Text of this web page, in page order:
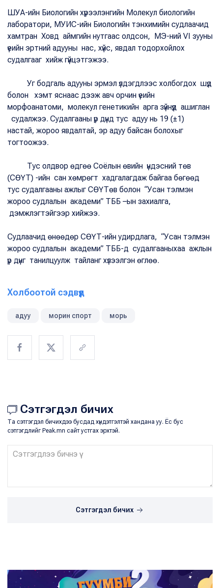
ШУА-ийн Биологийн хүрээлэнгийн Молекул биологийн
лаборатори, МУИС-ийн Биологийн тэнхимийн судлаачид
хамтран Ховд аймгийн нутгаас олдсон, МЭ-ний VI зууны
үеийн эртний адууны нас, хүйс, явдал тодорхойлох
судалгааг хийж гүйцэтгэжээ.
Уг бодгаль адууны эрмэл үлдэгдлээс холбогдох шүд
болон хэмт яснаас дээж авч орчин үеийн
морфоанатоми, молекул генетикийн арга зүйнүүд ашиглан
судалжээ. Судалгааны үр дүнд тус адуу нь 19 (±1)
настай, жороо явдалтай, эр адуу байсан болохыг
тогтоожээ.
Тус олдвор өдгөө Соёлын өвийн үндэсний төв
(СӨҮТ) -ийн сан хөмрөгт хадгалагдаж байгаа бөгөөд
тус судалгааны ажлыг СӨҮТөв болон “Усан тэлмэн
жороо судлалын академи” ТББ –ын захиалга,
дэмжлэгтэйгээр хийжээ.
Судлаачид өнөөдөр СӨҮТ-ийн удирдлага, “Усан тэлмэн
жороо судлалын академи” ТББ-д судалгааныхаа ажлын
үр дүнг танилцуулж тайланг хүлээлгэн өглөө.
Холбоотой сэдвүүд
адуу морин спорт морь
Сэтгэгдэл бичих
Та сэтгэгдэл бичихдээ бусдад хүндэтгэлтэй хандана уу. Ёс бус
сэтгэгдлийг Peak.mn сайт устгах эрхтэй.
Сэтгэгдэл бичих